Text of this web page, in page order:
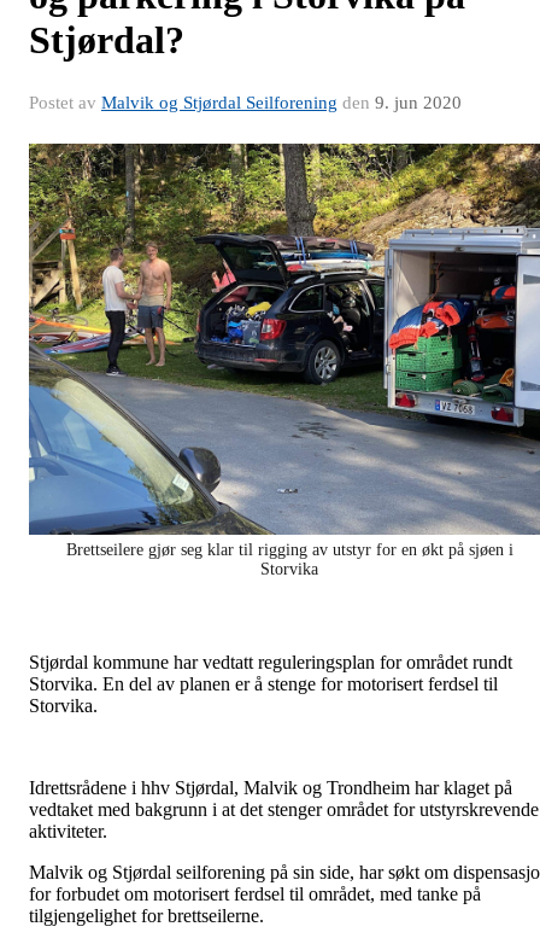
Stjørdal?
Postet av Malvik og Stjørdal Seilforening den 9. jun 2020
Brettseilere gjør seg klar til rigging av utstyr for en økt på sjøen i
Storvika
Stjørdal kommune har vedtatt reguleringsplan for området rundt
Storvika. En del av planen er å stenge for motorisert ferdsel til
Storvika.
Idrettsrådene i hhv Stjørdal, Malvik og Trondheim har klaget på
vedtaket med bakgrunn i at det stenger området for utstyrskrevende
aktiviteter.
Malvik og Stjørdal seilforening på sin side, har søkt om
for forbudet om motorisert ferdsel til området, med tanke på
tilgjengelighet for brettseilerne.